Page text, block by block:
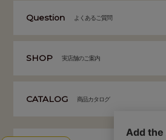
Question よくあるご質問
SHOP 実店舗のご案内
CATALOG 商品カタログ